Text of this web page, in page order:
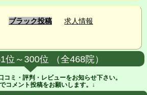
ブラック投稿
求人情報
位～300位 （全468院）
コミ・評判・レビューをお知らせ下さい。
コメント投稿をお願いします。↓